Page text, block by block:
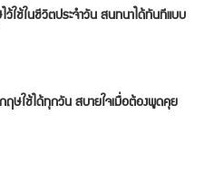
ใช้ในชีวิตประจำวัน สนทนาได้ทันทีแบบ
ษใช้ได้ทุกวัน สบายใจเมื่อต้องพูดคุย